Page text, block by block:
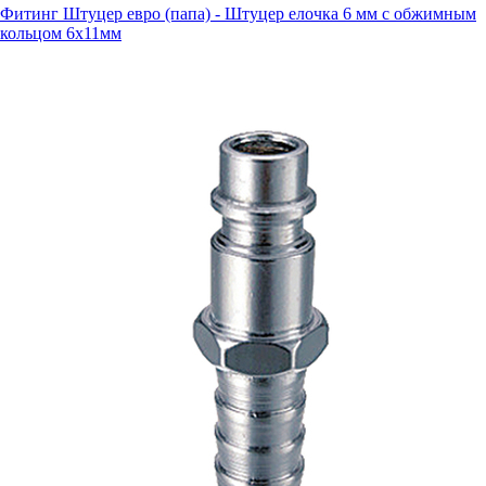
Фитинг Штуцер евро (папа) - Штуцер елочка 6 мм с обжимным
кольцом 6х11мм